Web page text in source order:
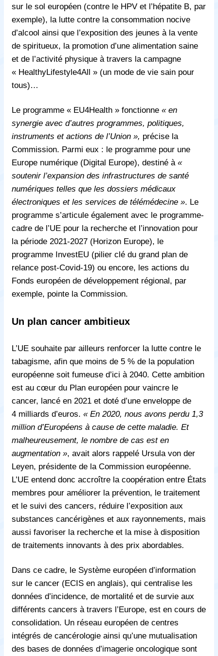
sur le sol européen (contre le HPV et l’hépatite B, par
exemple), la lutte contre la consommation nocive
d’alcool ainsi que l’exposition des jeunes à la vente
de spiritueux, la promotion d’une alimentation saine
et de l’activité physique à travers la campagne
« HealthyLifestyle4All » (un mode de vie sain pour
tous)…
Le programme « EU4Health » fonctionne « en
synergie avec d’autres programmes, politiques,
instruments et actions de l’Union », précise la
Commission. Parmi eux : le programme pour une
Europe numérique (Digital Europe), destiné à «
soutenir l’expansion des infrastructures de santé
numériques telles que les dossiers médicaux
électroniques et les services de télémédecine ». Le
programme s’articule également avec le programme-
cadre de l’UE pour la recherche et l’innovation pour
la période 2021-2027 (Horizon Europe), le
programme InvestEU (pilier clé du grand plan de
relance post-Covid-19) ou encore, les actions du
Fonds européen de développement régional, par
exemple, pointe la Commission.
Un plan cancer ambitieux
L’UE souhaite par ailleurs renforcer la lutte contre le
tabagisme, afin que moins de 5 % de la population
européenne soit fumeuse d’ici à 2040. Cette ambition
est au cœur du Plan européen pour vaincre le
cancer, lancé en 2021 et doté d’une enveloppe de
4 milliards d’euros. « En 2020, nous avons perdu 1,3
million d’Européens à cause de cette maladie. Et
malheureusement, le nombre de cas est en
augmentation », avait alors rappelé Ursula von der
Leyen, présidente de la Commission européenne.
L’UE entend donc accroître la coopération entre États
membres pour améliorer la prévention, le traitement
et le suivi des cancers, réduire l’exposition aux
substances cancérigènes et aux rayonnements, mais
aussi favoriser la recherche et la mise à disposition
de traitements innovants à des prix abordables.
Dans ce cadre, le Système européen d’information
sur le cancer (ECIS en anglais), qui centralise les
données d’incidence, de mortalité et de survie aux
différents cancers à travers l’Europe, est en cours de
consolidation. Un réseau européen de centres
intégrés de cancérologie ainsi qu’une mutualisation
des bases de données d’imagerie oncologique sont